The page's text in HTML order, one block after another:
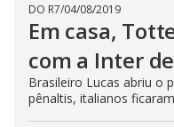
DO R7/04/08/2019
Em casa,
com a Inter
Brasileiro Lucas abriu o
pênaltis, italianos